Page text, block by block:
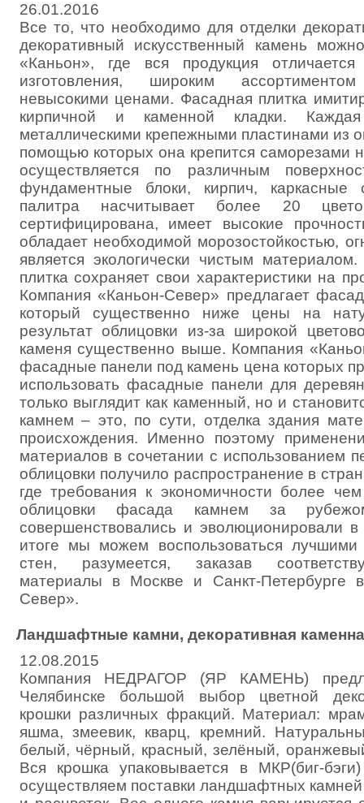
26.01.2016
Все то, что необходимо для отделки
декоративный искусственный камень
«Каньон», где вся продукция
изготовления, широким
невысокими ценами. Фасадная плитка
кирпичной и каменной кладки.
металлическими крепежными пластинами из
помощью которых она крепится саморезами
осуществляется по различным
фундаментные блоки, кирпич, каркасные
палитра насчитывает более 20
сертифицирована, имеет высокие
обладает необходимой морозостойкостью,
является экологически чистым
плитка сохраняет свои характеристики на
Компания «Каньон-Север» предлагает
который существенно ниже цены на
результат облицовки из-за широкой
каменя существенно выше. Компания
фасадные панели под камень цена которых
использовать фасадные панели для
только выглядит как каменный, но и
камнем – это, по сути, отделка здания
происхождения. Именно поэтому
материалов в сочетании с использованием
облицовки получило распространение в
где требования к экономичности более
облицовки фасада камнем за
совершенствовались и эволюционировали
итоге мы можем воспользоваться лучшими
стен, разумеется, заказав
материалы в Москве и Санкт-Петербурге
Север».
Ландшафтные камни, декоративная
12.08.2015
Компания НЕДРАГОР (ЯР КАМЕНЬ)
Челябинске большой выбор цветной
крошки различных фракций. Материал:
яшма, змеевик, кварц, кремний.
белый, чёрный, красный, зелёный,
Вся крошка упаковывается в МКР(биг-
осуществляем поставки ландшафтных